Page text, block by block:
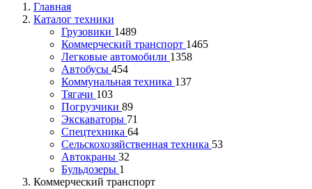
Главная
Каталог техники
Грузовики 1489
Коммерческий транспорт 1465
Легковые автомобили 1358
Автобусы 454
Коммунальная техника 137
Тягачи 103
Погрузчики 89
Экскаваторы 71
Спецтехника 64
Сельскохозяйственная техника 53
Автокраны 32
Бульдозеры 1
Коммерческий транспорт